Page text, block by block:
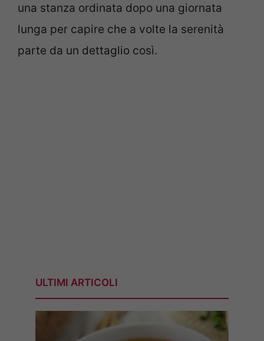
una stanza ordinata dopo una giornata
lunga per capire che a volte la serenità
parte da un dettaglio così.
ULTIMI ARTICOLI